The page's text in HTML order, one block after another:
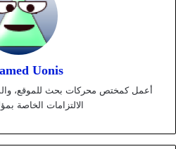
Uonis
أعمل كمختص محركات بحث للموقع،
الالتزامات الخاصة